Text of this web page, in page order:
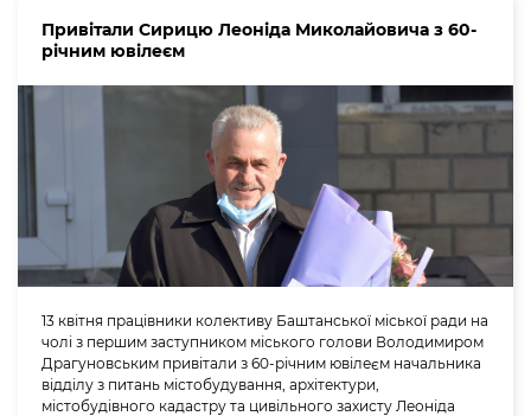
Привітали Сирицю Леоніда Миколайовича з 60-
річним ювілеєм
13 квітня працівники колективу Баштанської міської ради на
чолі з першим заступником міського голови Володимиром
Драгуновським привітали з 60-річним ювілеєм начальника
відділу з питань містобудування, архітектури,
містобудівного кадастру та цивільного захисту Леоніда